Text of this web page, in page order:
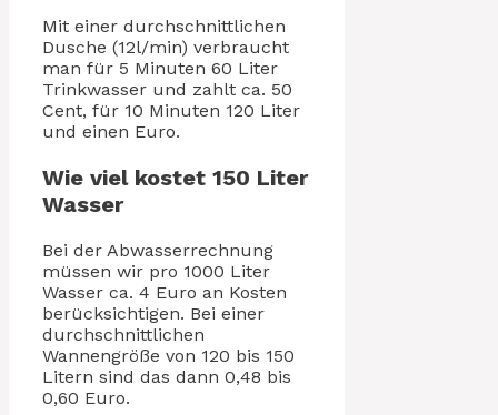
Mit einer durchschnittlichen
Dusche (12l/min) verbraucht
man für 5 Minuten 60 Liter
Trinkwasser und zahlt ca. 50
Cent, für 10 Minuten 120 Liter
und einen Euro.
Wie viel kostet 150 Liter
Wasser
Bei der Abwasserrechnung
müssen wir pro 1000 Liter
Wasser ca. 4 Euro an Kosten
berücksichtigen. Bei einer
durchschnittlichen
Wannengröße von 120 bis 150
Litern sind das dann 0,48 bis
0,60 Euro.